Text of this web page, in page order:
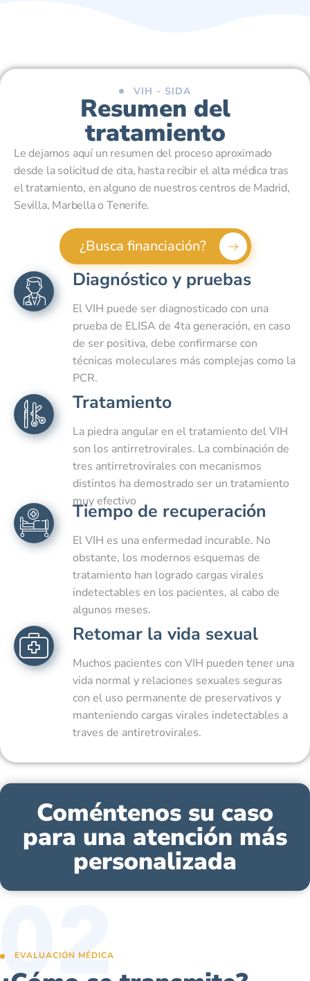
VIH - SIDA
Resumen del
tratamiento
Le dejamos aquí un resumen del proceso aproximado
desde la solicitud de cita, hasta recibir el alta médica tras
el tratamiento, en alguno de nuestros centros de Madrid,
Sevilla, Marbella o Tenerife.
¿Busca financiación?
Diagnóstico y pruebas
El VIH puede ser diagnosticado con una
prueba de ELISA de 4ta generación, en caso
de ser positiva, debe confirmarse con
técnicas moleculares más complejas como la
PCR.
Tratamiento
La piedra angular en el tratamiento del VIH
son los antirretrovirales. La combinación de
tres antirretrovirales con mecanismos
distintos ha demostrado ser un tratamiento
muy efectivo
Tiempo de recuperación
El VIH es una enfermedad incurable. No
obstante, los modernos esquemas de
tratamiento han logrado cargas virales
indetectables en los pacientes, al cabo de
algunos meses.
Retomar la vida sexual
Muchos pacientes con VIH pueden tener una
vida normal y relaciones sexuales seguras
con el uso permanente de preservativos y
manteniendo cargas virales indetectables a
traves de antiretrovirales.
Coméntenos su caso
para una atención más
personalizada
EVALUACIÓN MÉDICA